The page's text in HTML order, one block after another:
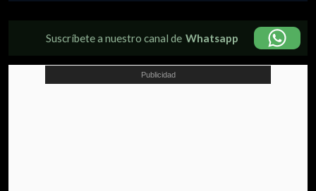
Suscríbete a nuestro canal de Whatsapp